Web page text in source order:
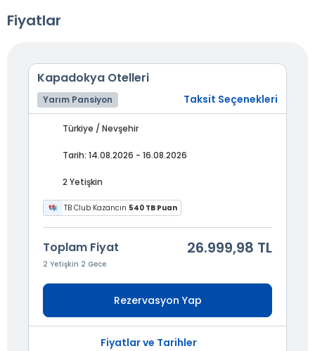
Fiyatlar
Kapadokya Otelleri
Yarım Pansiyon Taksit Seçenekleri
Türkiye / Nevşehir
Tarih: 14.08.2026 - 16.08.2026
2 Yetişkin
TB Club Kazancın 540 TB Puan
Toplam Fiyat
2 Yetişkin 2 Gece
26.999,98 TL
Rezervasyon Yap
Fiyatlar ve Tarihler